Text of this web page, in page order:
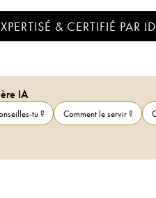
& CERTIFIÉ PAR
IA
tu ? Comment le servir ?